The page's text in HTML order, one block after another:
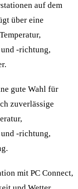
auf dem
über eine
-richtung,
gute Wahl für
zuverlässige
-richtung,
mit PC Connect,